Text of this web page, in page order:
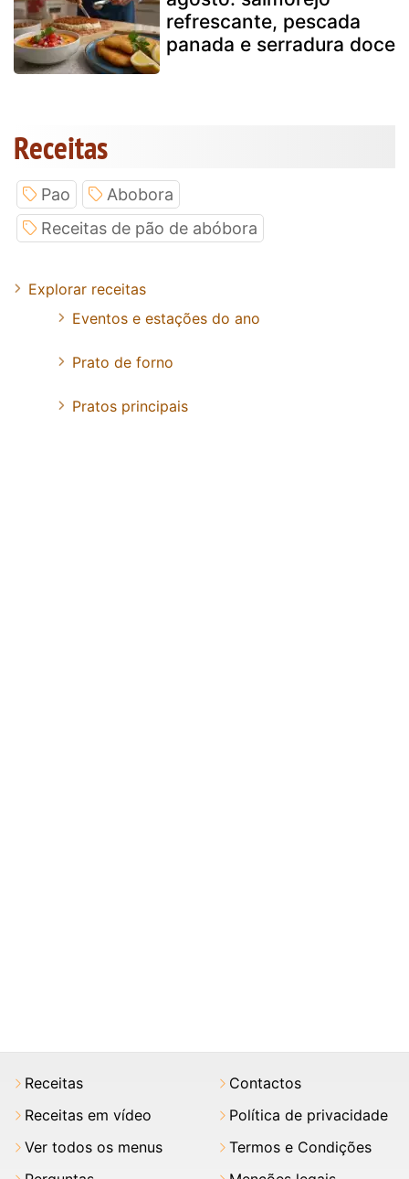
refrescante, pescada
panada e serradura doce
Receitas
Pao
Abobora
Receitas de pão de abóbora
Explorar receitas
Eventos e estações do ano
Prato de forno
Pratos principais
Receitas
Receitas em vídeo
Ver todos os menus
Contactos
Política de privacidade
Termos e Condições